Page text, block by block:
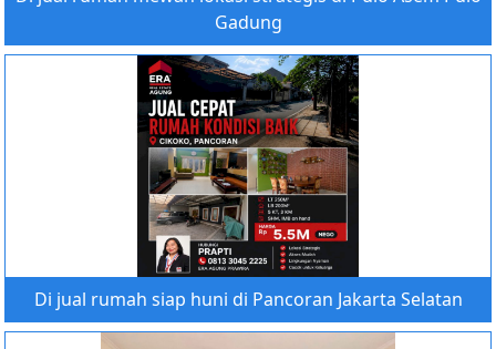
Gadung
Di jual rumah siap huni di Pancoran Jakarta Selatan